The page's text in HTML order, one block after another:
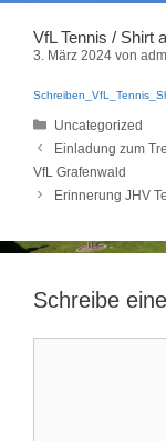
VfL Tennis / Shirt
3. März 2024 von
Kategorien
Uncategorized
Einladung zum
VfL Grafenwald
Erinnerung JHV
Schreibe